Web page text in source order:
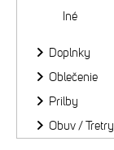
Iné
Doplnky
Oblečenie
Prilby
Obuv / Tretry